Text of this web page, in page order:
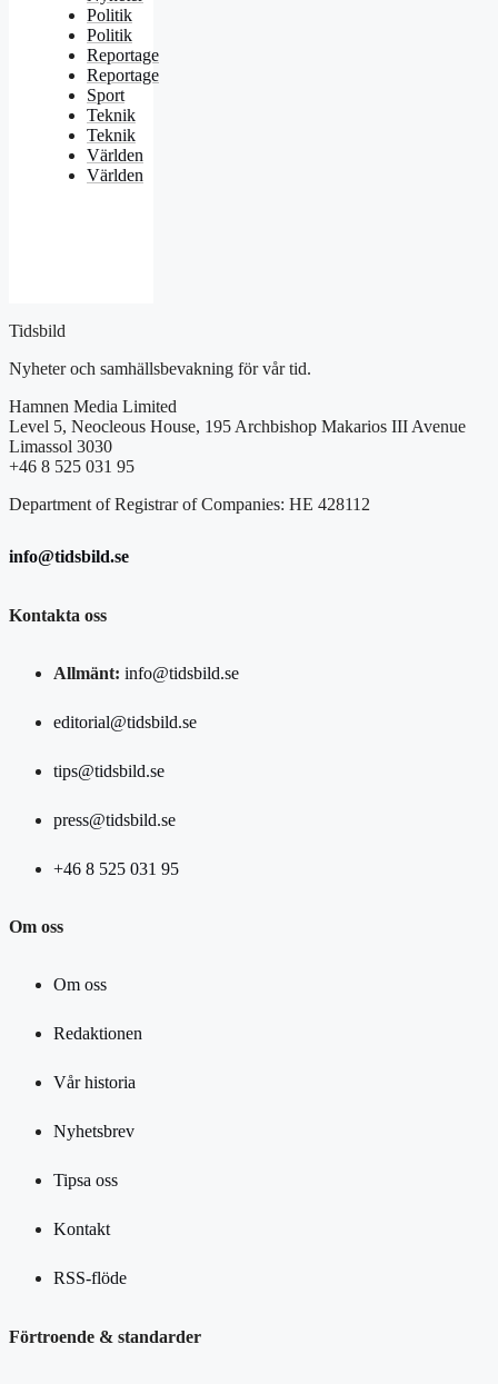
Politik
Politik
Reportage
Reportage
Sport
Teknik
Teknik
Världen
Världen
Tidsbild
Nyheter och samhällsbevakning för vår tid.
Hamnen Media Limited
Level 5, Neocleous House, 195 Archbishop Makarios III Avenue
Limassol 3030
+46 8 525 031 95
Department of Registrar of Companies: HE 428112
info@tidsbild.se
Kontakta oss
Allmänt: info@tidsbild.se
editorial@tidsbild.se
tips@tidsbild.se
press@tidsbild.se
+46 8 525 031 95
Om oss
Om oss
Redaktionen
Vår historia
Nyhetsbrev
Tipsa oss
Kontakt
RSS-flöde
Förtroende & standarder